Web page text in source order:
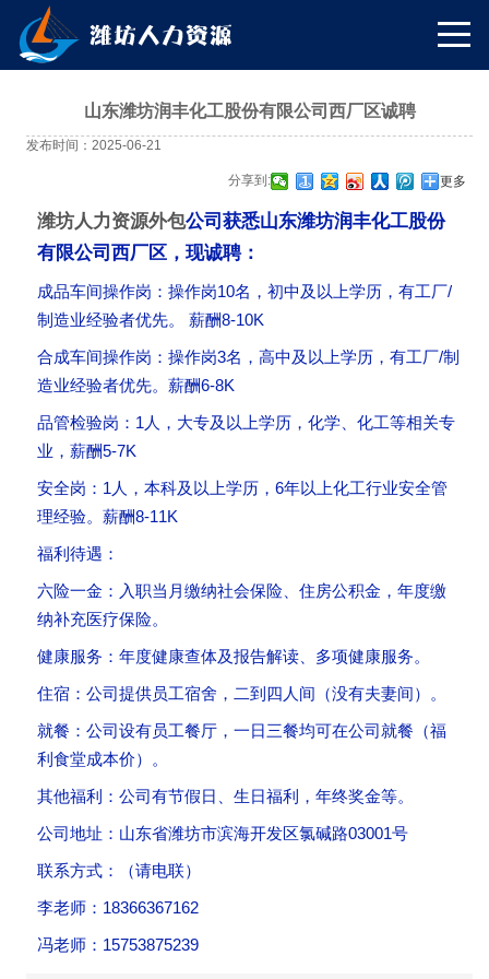
山东潍坊润丰化工股份有限公司西厂区诚聘
发布时间：2025-06-21
分享到: 更多
潍坊人力资源外包公司获悉山东潍坊润丰化工股份
有限公司西厂区，现诚聘：
成品车间操作岗：操作岗10名，初中及以上学历，有工厂/
制造业经验者优先。 薪酬8-10K
合成车间操作岗：操作岗3名，高中及以上学历，有工厂/制
造业经验者优先。薪酬6-8K
品管检验岗：1人，大专及以上学历，化学、化工等相关专
业，薪酬5-7K
安全岗：1人，本科及以上学历，6年以上化工行业安全管
理经验。薪酬8-11K
福利待遇：
六险一金：入职当月缴纳社会保险、住房公积金，年度缴
纳补充医疗保险。
健康服务：年度健康查体及报告解读、多项健康服务。
住宿：公司提供员工宿舍，二到四人间（没有夫妻间）。
就餐：公司设有员工餐厅，一日三餐均可在公司就餐（福
利食堂成本价）。
其他福利：公司有节假日、生日福利，年终奖金等。
公司地址：山东省潍坊市滨海开发区氯碱路03001号
联系方式：（请电联）
李老师：18366367162
冯老师：15753875239